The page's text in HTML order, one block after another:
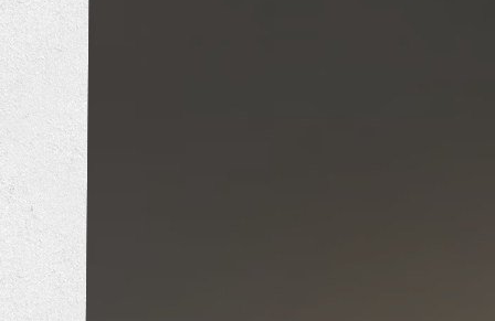
耐震補強工事
防音工事
外壁塗装工事
内装工事